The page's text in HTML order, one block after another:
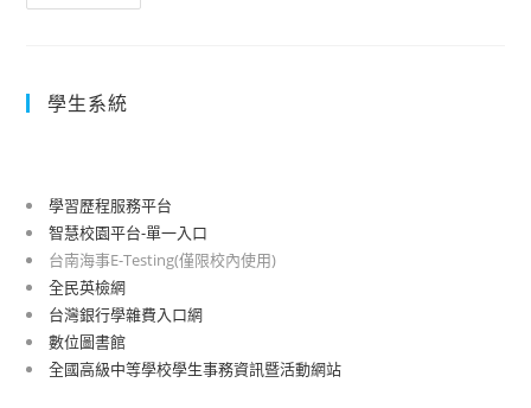
星
薦
甄
選
薦
單
本
參
加
德
全
學生系統
學習歷程服務平台
智慧校園平台-單一入口
台南海事E-Testing(僅限校內使用)
全民英檢網
台灣銀行學雜費入口網
數位圖書館
全國高級中等學校學生事務資訊暨活動網站